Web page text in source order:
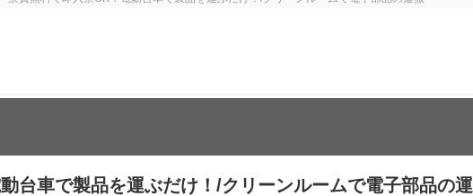
台車で製品を運ぶだけ！/クリーンルームで電子部品の運